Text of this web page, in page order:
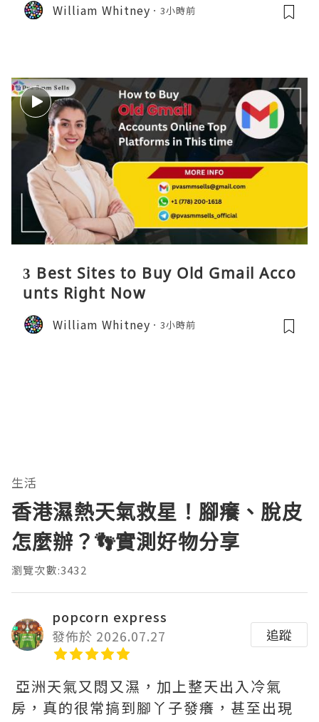
William Whitney 3小時前
3 Best Sites to Buy Old Gmail Acco
unts Right Now
William Whitney 3小時前
生活
香港濕熱天氣救星！腳癢、脫皮
怎麼辦？👣實測好物分享
瀏覽次數:3432
popcorn express
發佈於 2026.07.27
追蹤
亞洲天氣又悶又濕，加上整天出入冷氣
房，真的很常搞到腳丫子發癢，甚至出現